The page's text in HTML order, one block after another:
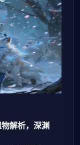
解析，深渊